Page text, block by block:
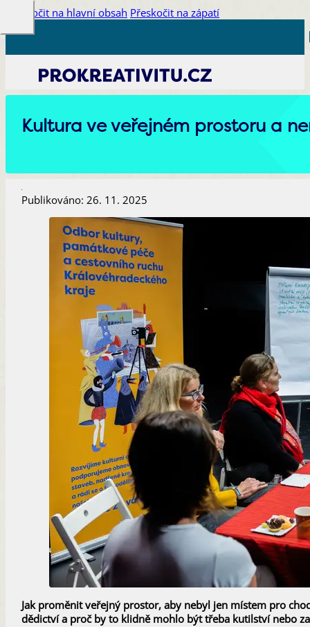
Přeskočit na hlavní obsah Přeskočit na zápatí
Kultura ve veřejném prostoru a
Publikováno: 26. 11. 2025
Jak proměnit veřejný prostor, aby nebyl jen místem pro
dědictví a proč by to klidně mohlo být třeba kutilství nebo